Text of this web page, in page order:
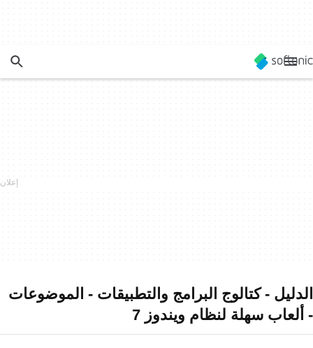
الدليل - كتالوج البرامج والتطبيقات - الموضوعات
- ألعاب سهلة لنظام ويندوز 7